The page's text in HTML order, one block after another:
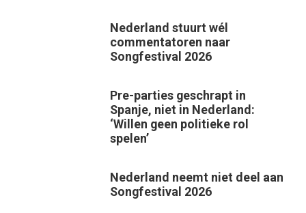
Nederland stuurt wél
commentatoren naar
Songfestival 2026
Pre-parties geschrapt in
Spanje, niet in Nederland:
‘Willen geen politieke rol
spelen’
Nederland neemt niet deel aan
Songfestival 2026